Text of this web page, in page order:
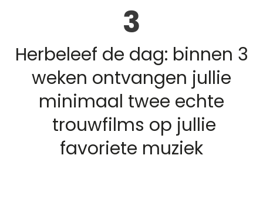
3
Herbeleef de dag: binnen 3
weken ontvangen jullie
minimaal twee echte
trouwfilms op jullie
favoriete muziek